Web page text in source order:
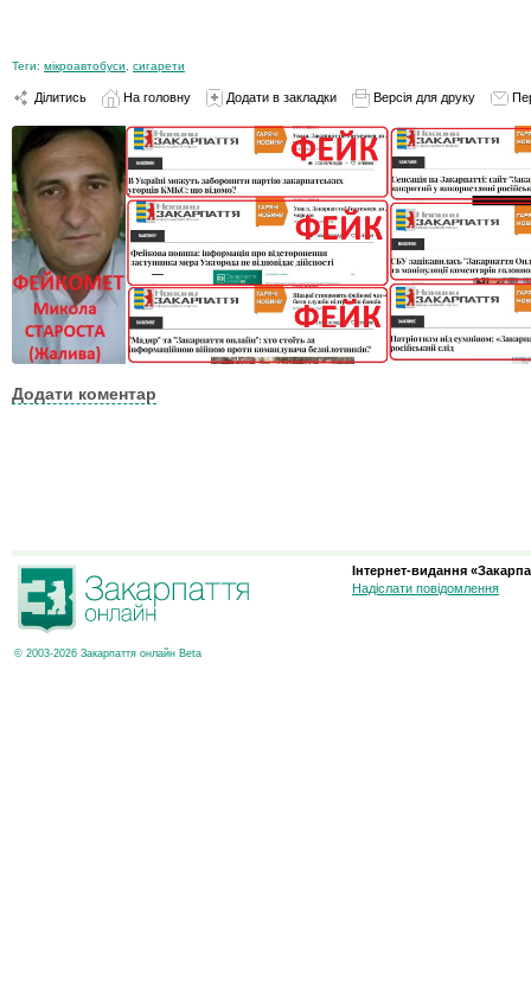
Теги: мікроавтобуси сигарети
Ділитись На головну Додати в закладки Версія для друку
Додати коментар
© 2003-2026 Закарпаття онлайн Beta
Інтернет-видання
Надіслати повідомлення